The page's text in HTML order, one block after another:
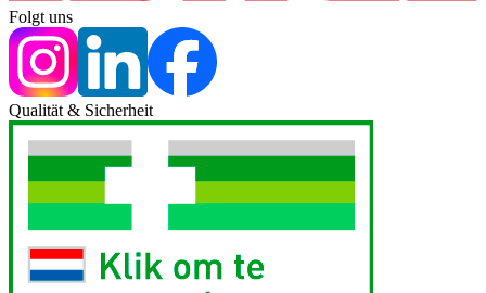
Folgt uns
Qualität & Sicherheit